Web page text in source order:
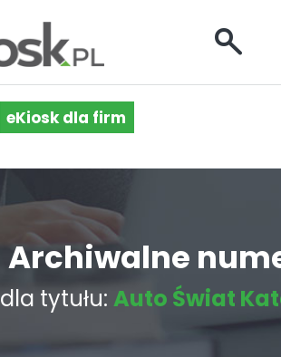
eKiosk dla firm
Archiwalne
dla tytułu: Auto Świat